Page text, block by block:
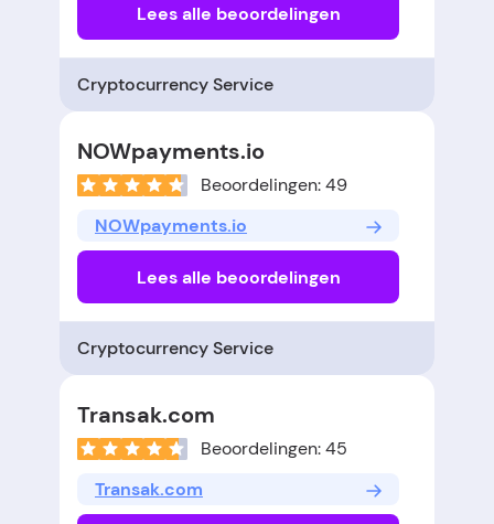
Lees alle beoordelingen
Cryptocurrency Service
NOWpayments.io
Beoordelingen: 49
NOWpayments.io
Lees alle beoordelingen
Cryptocurrency Service
Transak.com
Beoordelingen: 45
Transak.com